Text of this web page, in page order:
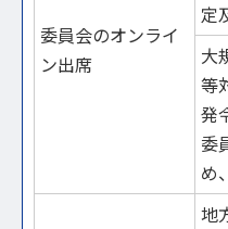
委員会のオンライ
ン出席
定
大
等
発
委
め
地